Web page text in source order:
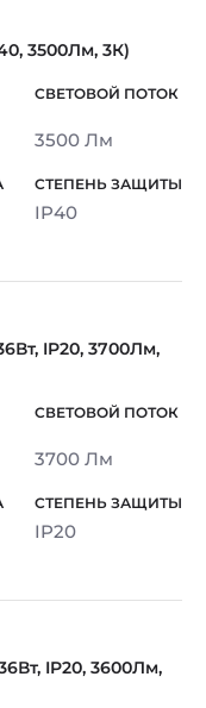
3500Лм, 3К)
3500 Лм
IP40
IP20, 3700Лм,
3700 Лм
IP20
IP20, 3600Лм,